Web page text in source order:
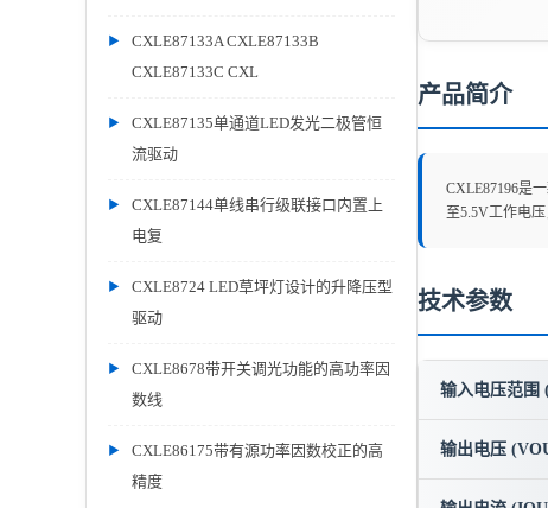
CXLE87133A CXLE87133B
CXLE87133C CXL
CXLE87135单通道LED发光二极管恒
流驱动
CXLE87144单线串行级联接口内置上
电复
CXLE8724 LED草坪灯设计的升降压型
驱动
CXLE8678带开关调光功能的高功率因
数线
CXLE86175带有源功率因数校正的高
精度
产品简介
CXLE87196是
至5.5V工作电
技术参数
输入电压范围
输出电压